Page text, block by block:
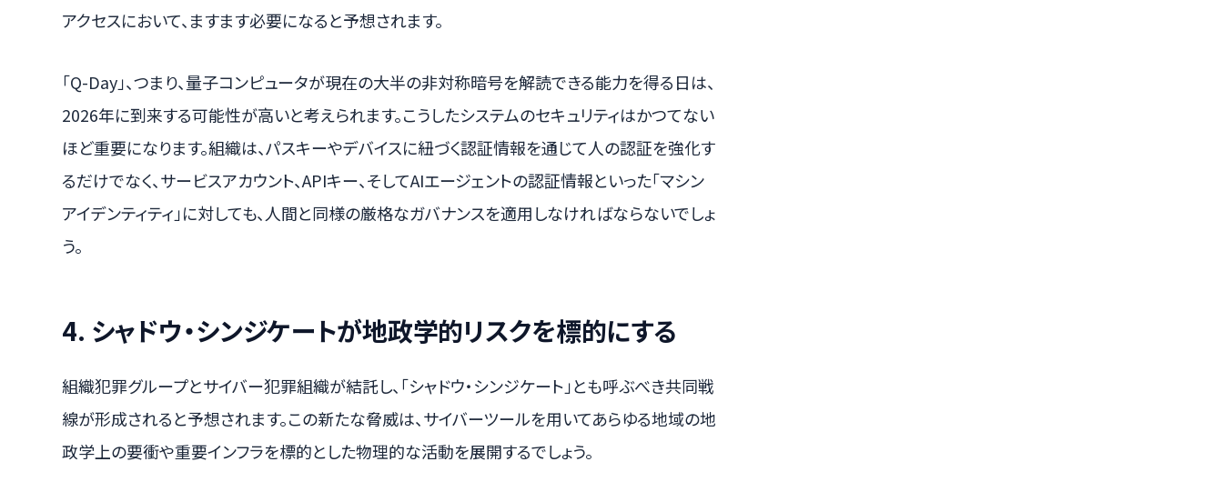
アクセスにおいて、ますます必要になると予想されます。
「Q-Day」、つまり、量子コンピュータが現在の大半の非対称暗号を解読できる能力を得る日は、
2026年に到来する可能性が高いと考えられます。こうしたシステムのセキュリティはかつてない
ほど重要になります。組織は、パスキーやデバイスに紐づく認証情報を通じて人の認証を強化す
るだけでなく、サービスアカウント、APIキー、そしてAIエージェントの認証情報といった「マシン
アイデンティティ」に対しても、人間と同様の厳格なガバナンスを適用しなければならないでしょ
う。
4. シャドウ・シンジケートが地政学的リスクを標的にする
組織犯罪グループとサイバー犯罪組織が結託し、「シャドウ・シンジケート」とも呼ぶべき共同戦
線が形成されると予想されます。この新たな脅威は、サイバーツールを用いてあらゆる地域の地
政学上の要衝や重要インフラを標的とした物理的な活動を展開するでしょう。